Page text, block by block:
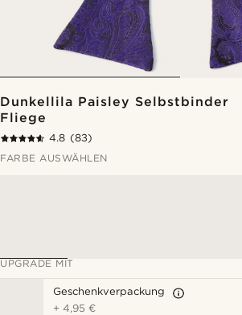
Dunkellila Paisley Selbstbinder
Fliege
4.8 (83)
FARBE AUSWÄHLEN
UPGRADE MIT
Geschenkverpackung
+4,95 €